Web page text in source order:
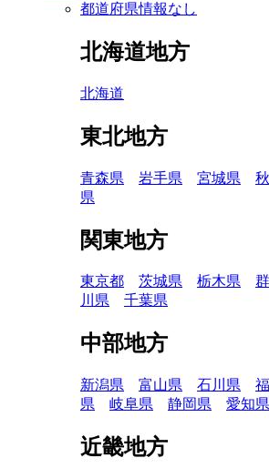
都道府県情報なし
北海道地方
北海道
東北地方
青森県 岩手県 宮城県
県
関東地方
東京都 茨城県 栃木県
川県
千葉県
中部地方
新潟県 富山県 石川県
県
岐阜県 静岡県 愛知県
近畿地方